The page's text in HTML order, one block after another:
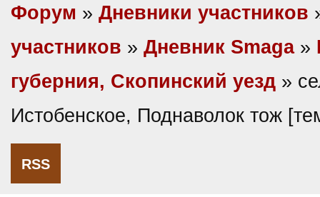
Форум » Дневники участников
участников » Дневник Smaga»
губерния, Скопинский уезд »
Истобенское, Поднаволок тож
RSS